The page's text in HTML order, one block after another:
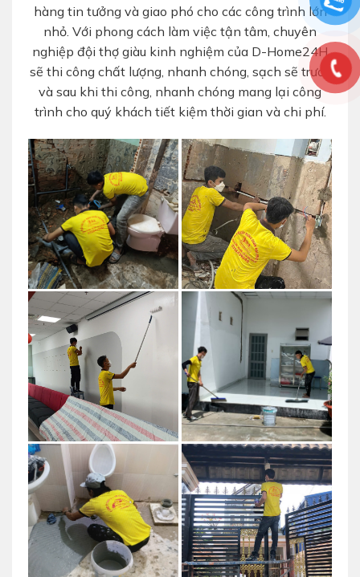
hàng tin tưởng và giao phó cho các công trình lớn
nhỏ. Với phong cách làm việc tận tâm, chuyên
nghiệp đội thợ giàu kinh nghiệm của D-Home24H
sẽ thi công chất lượng, nhanh chóng, sạch sẽ trước
và sau khi thi công, nhanh chóng mang lại công
trình cho quý khách tiết kiệm thời gian và chi phí.